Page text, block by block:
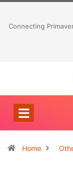
Connecting
Home